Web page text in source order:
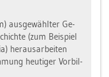
aus­ge­wähl­ter Ge­
(zum Bei­spiel
her­aus­ar­bei­ten
heu­ti­ger Vor­bil­